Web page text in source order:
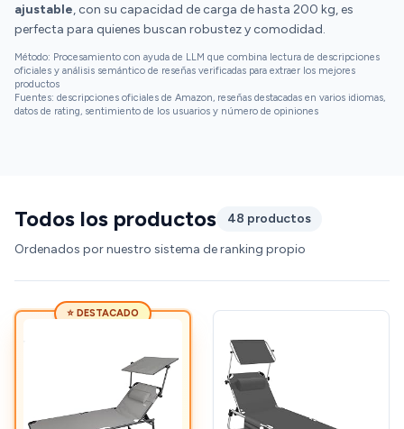
ajustable, con su capacidad de carga de hasta 200 kg, es
perfecta para quienes buscan robustez y comodidad.
Método: Procesamiento con ayuda de LLM que combina lectura de descripciones
oficiales y análisis semántico de reseñas verificadas para extraer los mejores
productos
Fuentes: descripciones oficiales de Amazon, reseñas destacadas en varios idiomas,
datos de rating, sentimiento de los usuarios y número de opiniones
Todos los productos
48 productos
Ordenados por nuestro sistema de ranking propio
⭐ DESTACADO